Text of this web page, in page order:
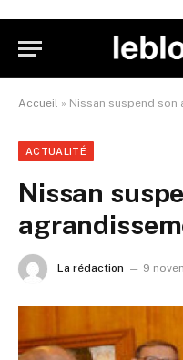
Accueil » Nissan suspend son
ACTUALITÉ
Nissan
La rédaction 9